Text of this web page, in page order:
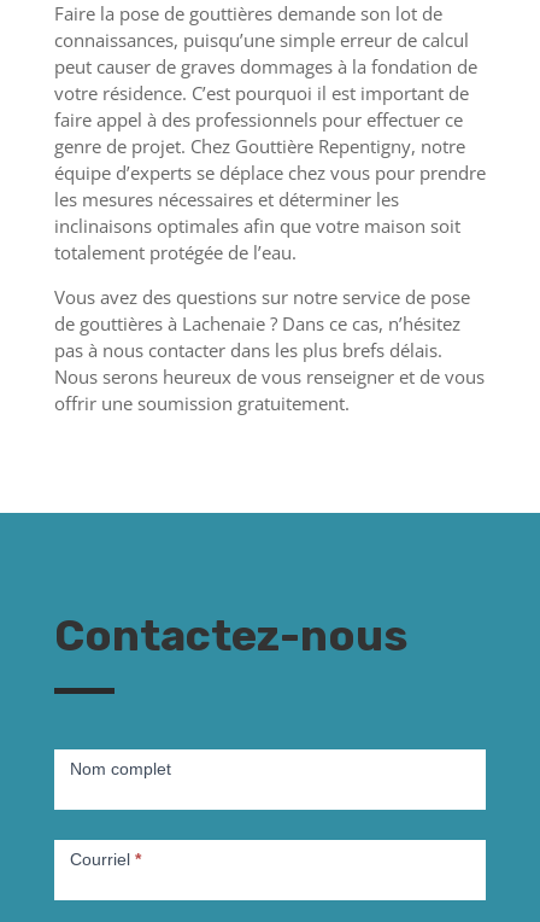
Faire la pose de gouttières demande son lot de
connaissances, puisqu’une simple erreur de calcul
peut causer de graves dommages à la fondation de
votre résidence. C’est pourquoi il est important de
faire appel à des professionnels pour effectuer ce
genre de projet. Chez Gouttière Repentigny, notre
équipe d’experts se déplace chez vous pour prendre
les mesures nécessaires et déterminer les
inclinaisons optimales afin que votre maison soit
totalement protégée de l’eau.
Vous avez des questions sur notre service de pose
de gouttières à Lachenaie ? Dans ce cas, n’hésitez
pas à nous contacter dans les plus brefs délais.
Nous serons heureux de vous renseigner et de vous
offrir une soumission gratuitement.
Contactez-nous
Footer
Nom complet
Courriel *